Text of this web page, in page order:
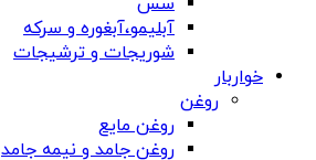
آبلیمو،آبغوره و سرکه
شوریجات و ترشیجات
خواربار
روغن
روغن مایع
روغن جامد و نیمه جامد